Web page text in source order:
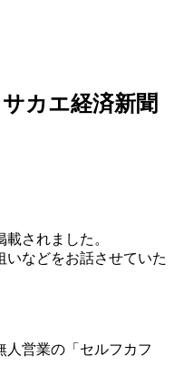
カエ経済新聞
されました。
いなどをお話させていた
人営業の「セルフカフ